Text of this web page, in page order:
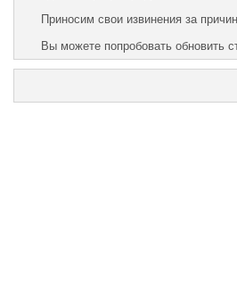
Приносим свои извинения за
Вы можете попробовать обновить